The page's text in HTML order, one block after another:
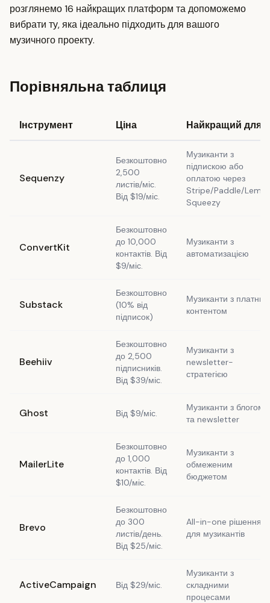
розглянемо 16 найкращих платформ та допоможемо
вибрати ту, яка ідеально підходить для вашого
музичного проекту.
Порівняльна таблиця
Інструмент Ціна Найкращий для
Sequenzy
Безкоштовно
2,500
листів/міс.
Від $19/міс.
Музиканти з
підпискою або
оплатою через
Stripe/Paddle/
Squeezy
ConvertKit
Безкоштовно
до 10,000
контактів. Від
$9/міс.
Музиканти з
автоматизацією
Substack
Безкоштовно
(10% від
підписок)
Музиканти з платним
контентом
Beehiiv
Безкоштовно
до 2,500
підписників.
Від $39/міс.
Музиканти з
newsletter-
стратегією
Ghost Від $9/міс.
Музиканти з блогом
та newsletter
MailerLite
Безкоштовно
до 1,000
контактів. Від
$10/міс.
Музиканти з
обмеженим
бюджетом
Brevo
Безкоштовно
до 300
листів/день.
Від $25/міс.
All-in-one рішення
для музикантів
ActiveCampaign Від $29/міс.
Музиканти з
складними
процесами